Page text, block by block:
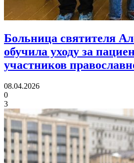
Больница святителя
обучила уходу за
участников
08.04.2026
0
3